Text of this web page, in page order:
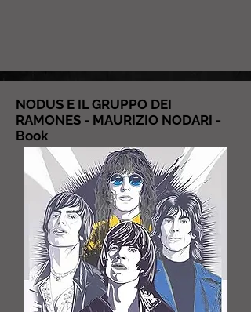
NODUS E IL GRUPPO DEI
RAMONES - MAURIZIO NODARI -
Book